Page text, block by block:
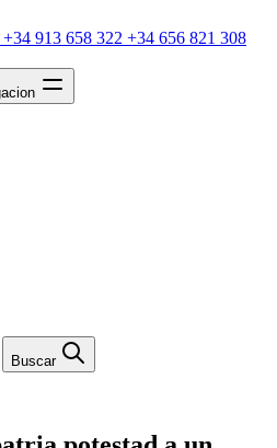
+34 913 658 322 +34 656 821 308
Buscar